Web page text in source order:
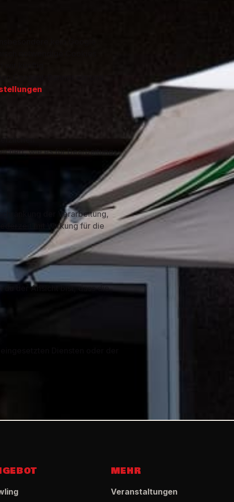
wie es für Bearbeitung,
der Verarbeitung,
mit Wirkung für die
du der Ansicht bist, dass die
Diensten oder der
MEHR
Veranstaltungen